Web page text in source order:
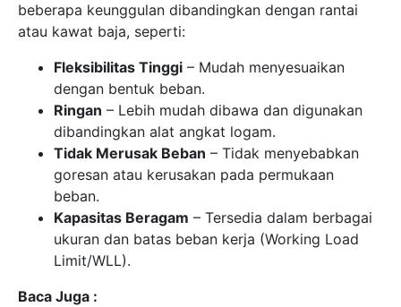
beberapa keunggulan dibandingkan dengan rantai
atau kawat baja, seperti:
Fleksibilitas Tinggi – Mudah menyesuaikan
dengan bentuk beban.
Ringan – Lebih mudah dibawa dan digunakan
dibandingkan alat angkat logam.
Tidak Merusak Beban – Tidak menyebabkan
goresan atau kerusakan pada permukaan
beban.
Kapasitas Beragam – Tersedia dalam berbagai
ukuran dan batas beban kerja (Working Load
Limit/WLL).
Baca Juga :